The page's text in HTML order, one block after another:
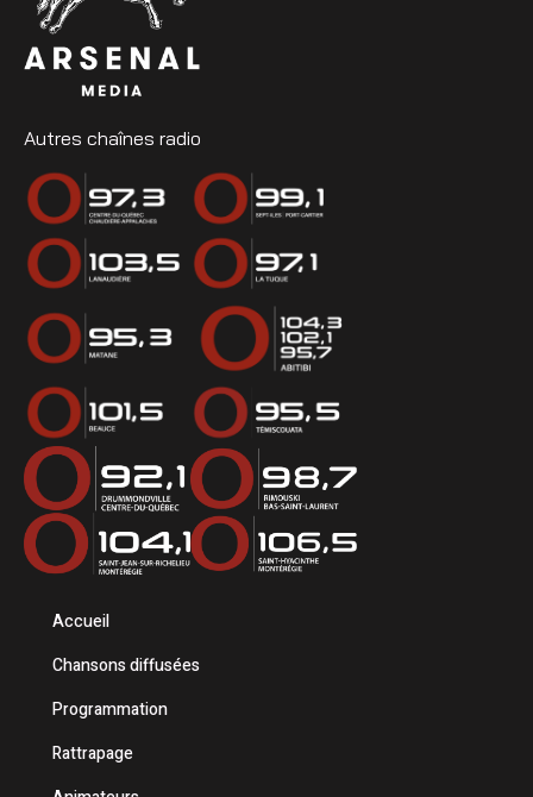
Autres chaînes radio
Accueil
Chansons diffusées
Programmation
Rattrapage